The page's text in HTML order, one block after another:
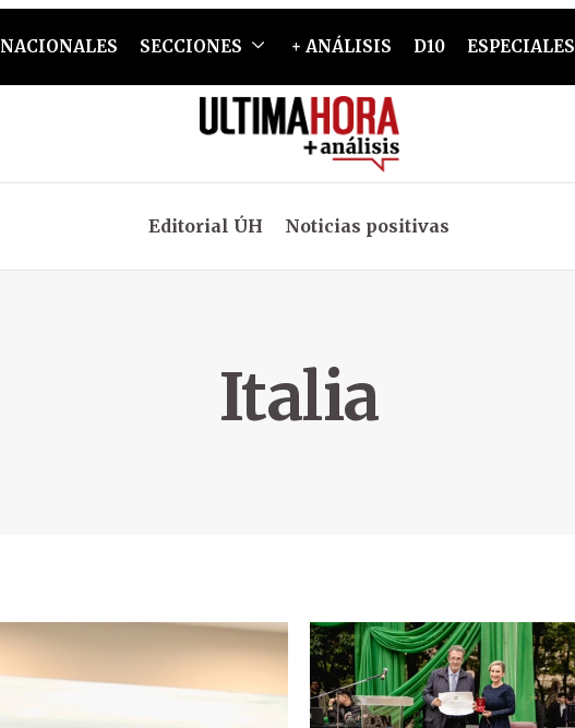
NACIONALES SECCIONES + ANÁLISIS D10 ESPECIALES
Editorial ÚH Noticias positivas
Italia